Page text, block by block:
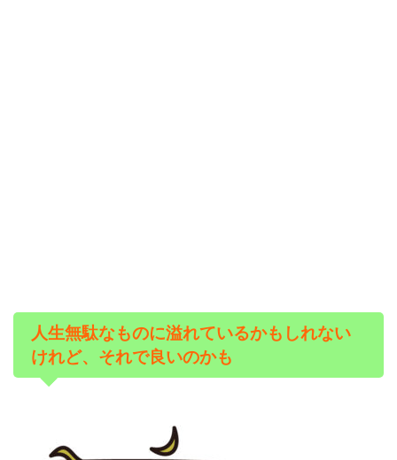
人生無駄なものに溢れているかもしれない
けれど、それで良いのかも